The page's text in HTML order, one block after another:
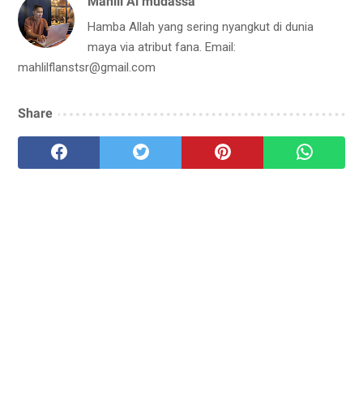
Hamba Allah yang sering nyangkut di dunia
maya via atribut fana. Email:
mahlilflanstsr@gmail.com
Share